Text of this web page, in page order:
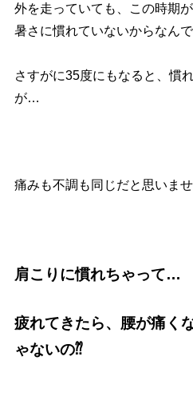
外を走っていても、この時期
暑さに慣れていないからなんで
さすがに35度にもなると、慣
が…
痛みも不調も同じだと思いま
肩こりに慣れちゃって…
疲れてきたら、腰が痛く
ゃないの⁇